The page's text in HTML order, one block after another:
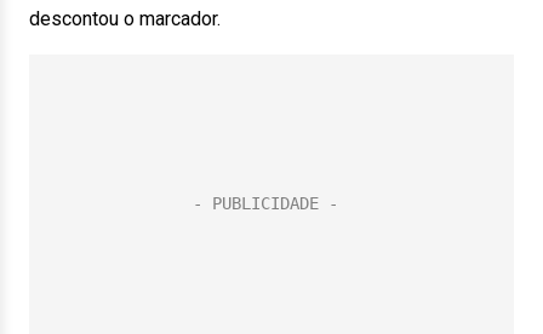
descontou o marcador.